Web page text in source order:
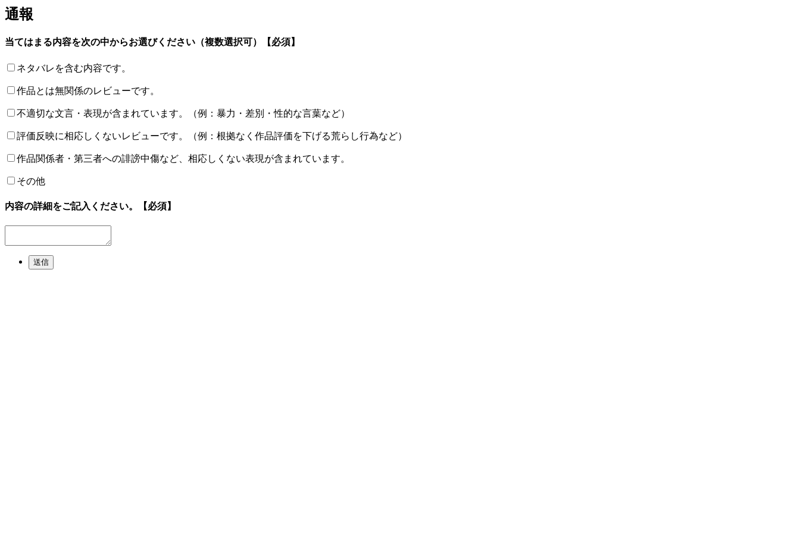
通報
当てはまる内容を次の中からお選びください（複数選択可） 【必須】
ネタバレを含む内容です。
作品とは無関係のレビューです。
不適切な文言・表現が含まれています。（例：暴力・差別・性的な言葉など）
評価反映に相応しくないレビューです。（例：根拠なく作品評価を下げる荒らし行為など）
作品関係者・第三者への誹謗中傷など、相応しくない表現が含まれています。
その他
内容の詳細をご記入ください。 【必須】
送信